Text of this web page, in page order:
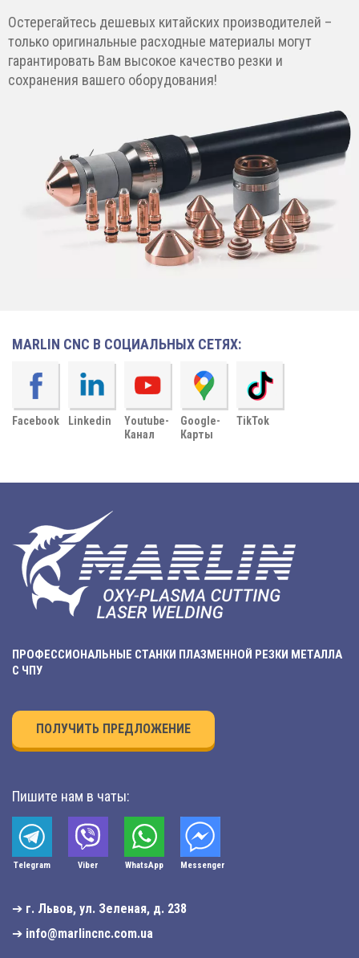
Остерегайтесь дешевых китайских производителей –
только оригинальные расходные материалы могут
гарантировать Вам высокое качество резки и
сохранения вашего оборудования!
MARLIN CNC В СОЦИАЛЬНЫХ СЕТЯХ:
Facebook Linkedin
Youtube-
Канал
Google-
Карты
TikTok
ПРОФЕССИОНАЛЬНЫЕ СТАНКИ ПЛАЗМЕННОЙ РЕЗКИ МЕТАЛЛА
С ЧПУ
ПОЛУЧИТЬ ПРЕДЛОЖЕНИЕ
Пишите нам в чаты:
Telegram Viber WhatsApp Мessenger
➔ г. Львов, ул. Зеленая, д. 238
➔ info@marlincnc.com.ua